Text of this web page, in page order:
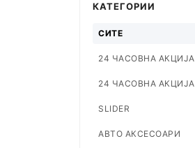
КАТЕГОРИИ
СИТЕ
24 ЧАСОВНА АКЦИЈА
24 ЧАСОВНА АКЦИЈА
SLIDER
АВТО АКСЕСОАРИ